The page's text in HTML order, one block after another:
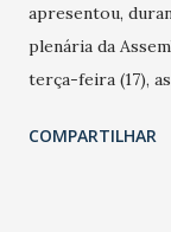
apresentou,
plenária da
terça-feira (17),
adotadas pelo
COMPARTILHAR